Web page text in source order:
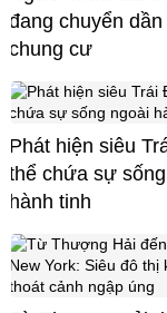
đang chuyển dần
chung cư
Phát hiện siêu
thể chứa sự
hành tinh